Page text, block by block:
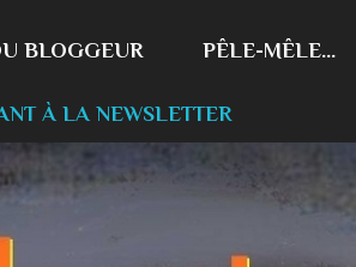
BLOGGEUR PÊLE-MÊLE...
À LA NEWSLETTER